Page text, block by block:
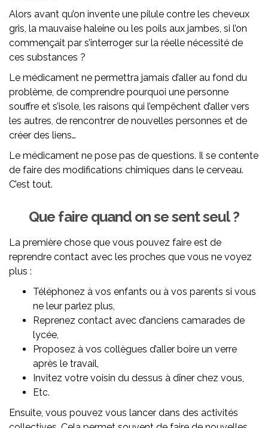
Alors avant qu’on invente une pilule contre les cheveux
gris, la mauvaise haleine ou les poils aux jambes, si l’on
commençait par s’interroger sur la réelle nécessité de
ces substances ?
Le médicament ne permettra jamais d’aller au fond du
problème, de comprendre pourquoi une personne
souffre et s’isole, les raisons qui l’empêchent d’aller vers
les autres, de rencontrer de nouvelles personnes et de
créer des liens…
Le médicament ne pose pas de questions. Il se contente
de faire des modifications chimiques dans le cerveau.
C’est tout.
Que faire quand on se sent seul ?
La première chose que vous pouvez faire est de
reprendre contact avec les proches que vous ne voyez
plus :
Téléphonez à vos enfants ou à vos parents si vous
ne leur parlez plus,
Reprenez contact avec d’anciens camarades de
lycée,
Proposez à vos collègues d’aller boire un verre
après le travail,
Invitez votre voisin du dessus à dîner chez vous,
Etc.
Ensuite, vous pouvez vous lancer dans des activités